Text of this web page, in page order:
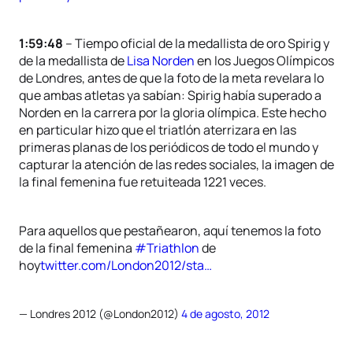
1:59:48 – Tiempo oficial de la medallista de oro Spirig y
de la medallista deLisa Nordenen los Juegos Olímpicos
de Londres, antes de que la foto de la meta revelara lo
que ambas atletas ya sabían: Spirig había superado a
Norden en la carrera por la gloria olímpica. Este hecho
en particular hizo que el triatlón aterrizara en las
primeras planas de los periódicos de todo el mundo y
capturar la atención de las redes sociales, la imagen de
la final femenina fue retuiteada 1221 veces.
Para aquellos que pestañearon, aquí tenemos la foto
de la final femenina #Triathlonde
hoytwitter.com/London2012/sta…
— Londres 2012 (@London2012) 4 de agosto, 2012